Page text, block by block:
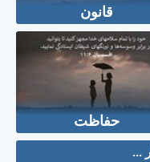
قانون
حفاظت
...